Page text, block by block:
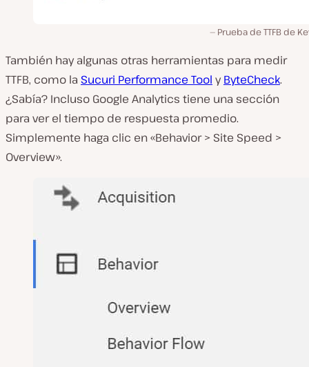
Prueba de TTFB de
También hay algunas otras herramientas para medir
TTFB, como la Sucuri Performance Tool yByteCheck.
¿Sabía? Incluso Google Analytics tiene una sección
para ver el tiempo de respuesta promedio.
Simplemente haga clic en «Behavior > Site Speed >
Overview».